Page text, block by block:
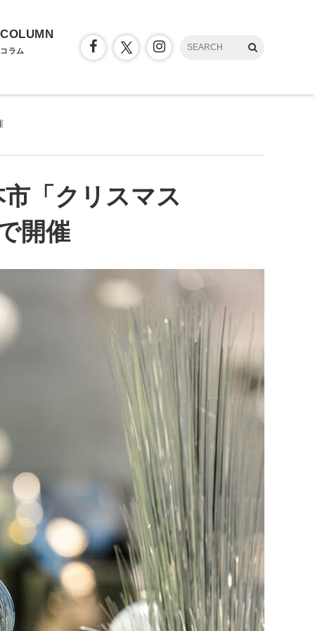
COLUMN
コラム
「クリスマス
開催